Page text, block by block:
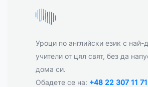
Уроци по английски език с най-
учители от цял свят, без да
дома си.
Обадете се на: +48 22 307 11 71